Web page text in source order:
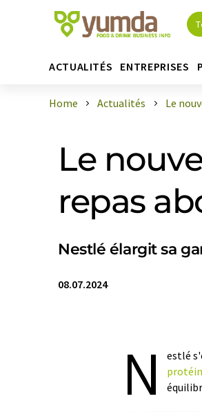
ACTUALITÉS ENTREPRISES
Home Actualités Le
Le
repas
Nestlé élargit sa
08.07.2024
N
estlé